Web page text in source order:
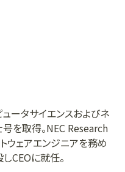
ータサイエンスおよびネ
を取得。NEC Research
ェアエンジニアを務め
CEOに就任。